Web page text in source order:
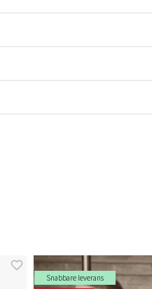
Snabbare leverans